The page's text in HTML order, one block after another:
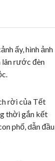
ấy, hình ảnh
lân rước đèn
rời của Tết
thời gắn kết
phố, dẫn đầu